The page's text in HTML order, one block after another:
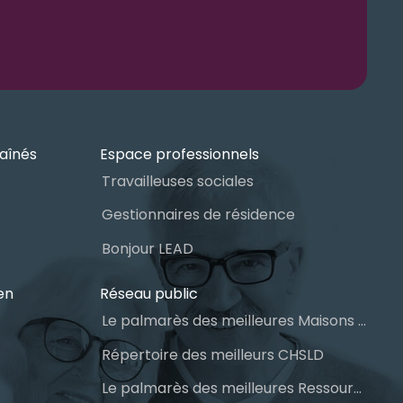
Espace professionnels
Travailleuses sociales
Gestionnaires de résidence
Bonjour LEAD
Réseau public
Le palmarès des meilleures Maisons des aînés du Québec
Répertoire des meilleurs CHSLD
Le palmarès des meilleures Ressources Intermédiaires (RI)